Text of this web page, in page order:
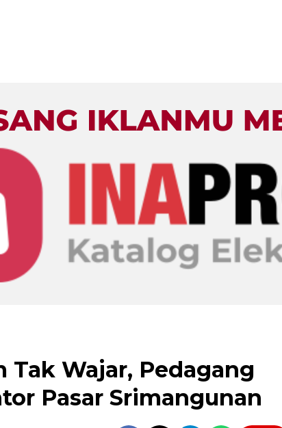
Tak Wajar, Pedagang
Pasar Srimangunan